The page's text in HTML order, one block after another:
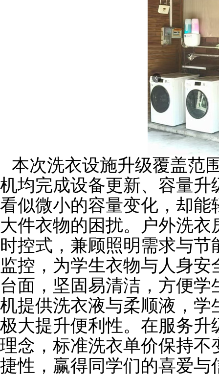
本次洗衣设施升级覆盖范
机均完成设备更新、 容量升
看似微小的容量变化，却
大件衣物的困扰。户外洗
时控式，兼顾照明需求与节
监控，为学生衣物与人身
台面，坚固易清洁，方便
机提供洗衣液与柔顺液，
极大提升便利性。 在服务升
理念 ， 标准洗衣单价保持不
捷性，赢得同学们的喜爱与